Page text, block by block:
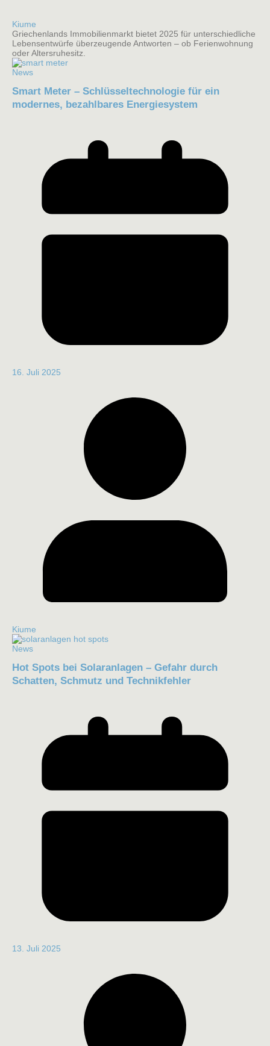
Kiume
Griechenlands Immobilienmarkt bietet 2025 für unterschiedliche
Lebensentwürfe überzeugende Antworten – ob Ferienwohnung
oder Altersruhesitz.
News
Smart Meter – Schlüsseltechnologie für ein
modernes, bezahlbares Energiesystem
16. Juli 2025
Kiume
News
Hot Spots bei Solaranlagen – Gefahr durch
Schatten, Schmutz und Technikfehler
13. Juli 2025